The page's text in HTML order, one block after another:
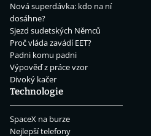
Nová superdávka: kdo na ní
dosáhne?
Sjezd sudetských Němců
Proč vláda zavádí EET?
Padni komu padni
Výpověď z práce vzor
Divoký kačer
Technologie
SpaceX na burze
Nejlepší telefony